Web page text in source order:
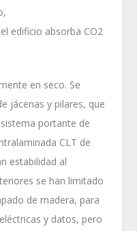
edificio absorba CO2
en seco. Se
jácenas y pilares, que
portante de
CLT de
estabilidad al
se han limitado
de madera, para
y datos, pero